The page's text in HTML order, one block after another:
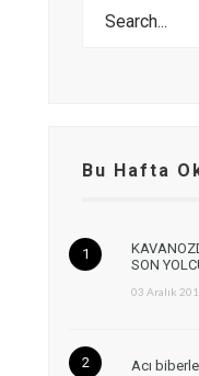
Bu Hafta
SON
03 Aralık
Acı